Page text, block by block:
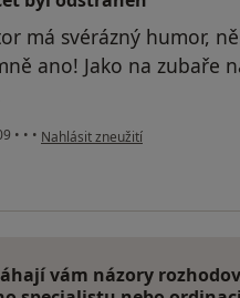
má svérázný humor,
ano! Jako na zubaře
• • • podle názoru uživatele Váš účet
Nahlásit zneužití
vám názory